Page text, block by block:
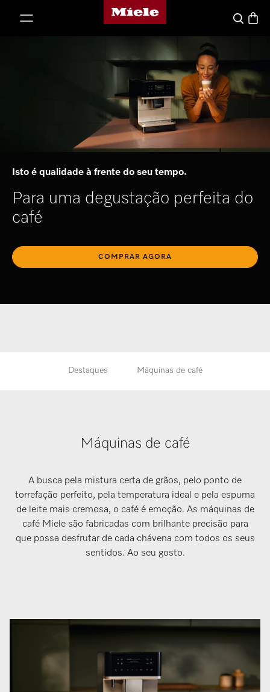
Página principal da Miele
Pesquisa
Isto é qualidade à frente do seu tempo.
Para uma degustação perfeita do
café
COMPRAR AGORA
Destaques Máquinas de café
Máquinas de café
A busca pela mistura certa de grãos, pelo ponto de
torrefação perfeito, pela temperatura ideal e pela espuma
de leite mais cremosa, o café é emoção. As máquinas de
café Miele são fabricadas com brilhante precisão para
que possa desfrutar de cada chávena com todos os seus
sentidos. Ao seu gosto.